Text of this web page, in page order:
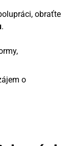
obraťte
.
o